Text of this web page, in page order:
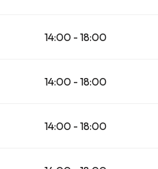
14:00 - 18:00
14:00 - 18:00
14:00 - 18:00